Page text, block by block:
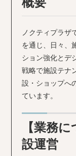
ノクティプラザ
を通じ、日々、
ション強化とデ
戦略で施設テナ
設・ショップへ
ています。
【業務
設運営